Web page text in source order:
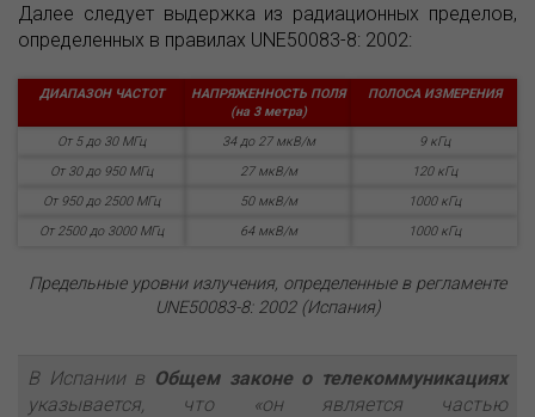
Далее следует выдержка из радиационных пределов,
определенных в правилах UNE50083-8: 2002:
ДИАПАЗОН ЧАСТОТ
НАПРЯЖЕННОСТЬ ПОЛЯ
(на 3 метра)
ПОЛОСА ИЗМЕРЕНИЯ
От 5 до 30 МГц 34 до 27 мкВ/м
9 кГц
От 30 до 950 МГц
27 мкВ/м
120 кГц
От 950 до 2500 МГц
50 мкВ/м
1000 кГц
От 2500 до 3000 МГц
64 мкВ/м 1000 кГц
Предельные уровни излучения, определенные в регламенте
UNE50083-8: 2002 (Испания)
В Испании в Общем законе о телекоммуникациях
указывается, что «он является частью